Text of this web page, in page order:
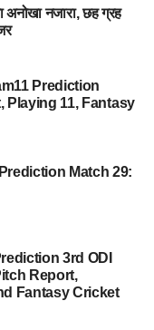
अनोखा नजारा, छह ग्रह
Prediction
Playing 11, Fantasy
Match 29:
3rd ODI
Report,
Fantasy Cricket